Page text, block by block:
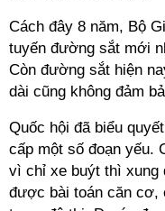
Cách đây 8 năm, Bộ
tuyến đường sắt mới
Còn đường sắt hiện
dài cũng không đảm
Quốc hội đã biểu
cấp một số đoạn yếu.
vì chỉ xe buýt thì xung
được bài toán căn cơ,